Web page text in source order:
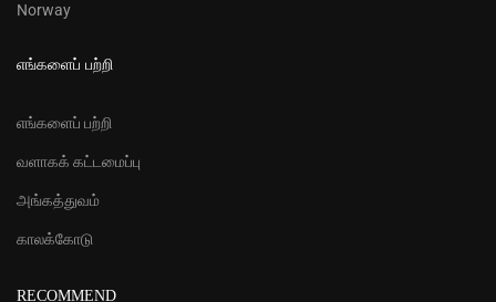
Norway
எங்களைப் பற்றி
எங்களைப் பற்றி
வளாகக் கட்டமைப்பு
அங்கத்துவம்
காலக்கோடு
RECOMMEND